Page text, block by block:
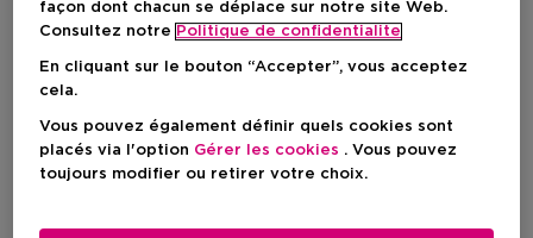
façon dont chacun se déplace sur notre site Web.
Consultez notre Politique de confidentialite
En cliquant sur le bouton “Accepter”, vous acceptez
cela.
Vous pouvez également définir quels cookies sont
placés via l'option Gérer les cookies . Vous pouvez
toujours modifier ou retirer votre choix.